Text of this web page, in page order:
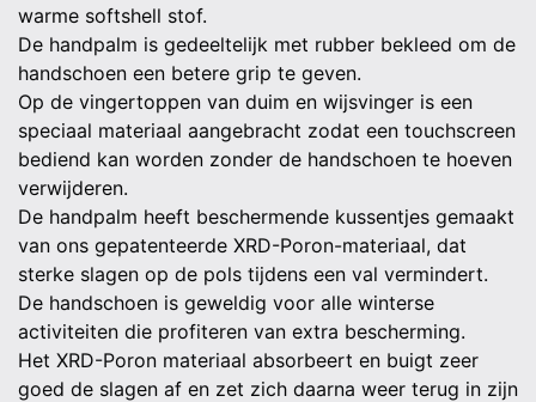
warme softshell stof.
De handpalm is gedeeltelijk met rubber bekleed om de
handschoen een betere grip te geven.
Op de vingertoppen van duim en wijsvinger is een
speciaal materiaal aangebracht zodat een touchscreen
bediend kan worden zonder de handschoen te hoeven
verwijderen.
De handpalm heeft beschermende kussentjes gemaakt
van ons gepatenteerde XRD-Poron-materiaal, dat
sterke slagen op de pols tijdens een val vermindert.
De handschoen is geweldig voor alle winterse
activiteiten die profiteren van extra bescherming.
Het XRD-Poron materiaal absorbeert en buigt zeer
goed de slagen af ​​en zet zich daarna weer terug in zijn